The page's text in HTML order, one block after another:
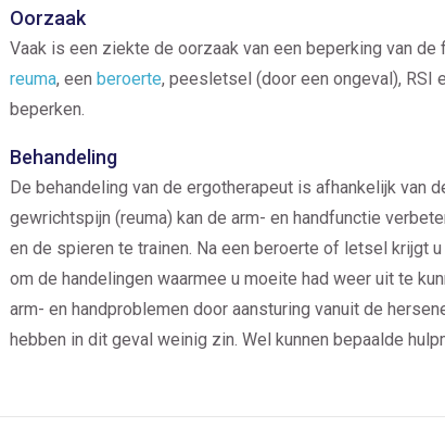
Oorzaak
Vaak is een ziekte de oorzaak van een beperking van de
reuma, een beroerte, peesletsel (door een ongeval), RSI
beperken.
Behandeling
De behandeling van de ergotherapeut is afhankelijk van
gewrichtspijn (reuma) kan de arm- en handfunctie
en de spieren te trainen. Na een beroerte of letsel krijgt
om de handelingen waarmee u moeite had weer uit te
arm- en handproblemen door aansturing vanuit de
hebben in dit geval weinig zin. Wel kunnen bepaalde